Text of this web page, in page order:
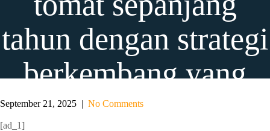
tahun dengan strategi
berkembang yang
unik ini
September 21, 2025 | No Comments
[ad_1]